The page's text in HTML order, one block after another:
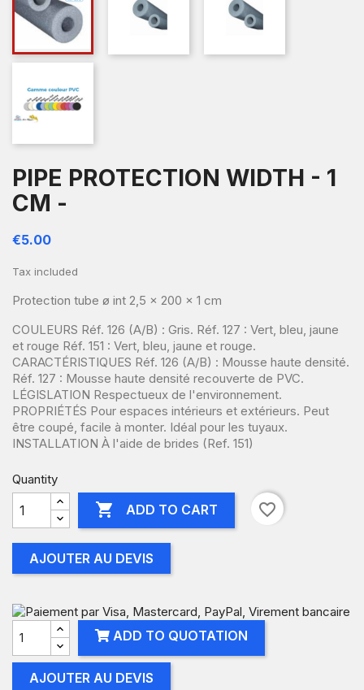
PIPE PROTECTION WIDTH - 1
CM -
€5.00
Tax included
Protection tube ø int 2,5 x 200 x 1 cm
COULEURS Réf. 126 (A/B) : Gris. Réf. 127 : Vert, bleu, jaune
et rouge Réf. 151 : Vert, bleu, jaune et rouge.
CARACTÉRISTIQUES Réf. 126 (A/B) : Mousse haute densité.
Réf. 127 : Mousse haute densité recouverte de PVC.
LÉGISLATION Respectueux de l'environnement.
PROPRIÉTÉS Pour espaces intérieurs et extérieurs. Peut
être coupé, facile à monter. Idéal pour les tuyaux.
INSTALLATION À l'aide de brides (Ref. 151)
Quantity
 ADD TO CART favorite_border
AJOUTER AU DEVIS
ADD TO QUOTATION
AJOUTER AU DEVIS